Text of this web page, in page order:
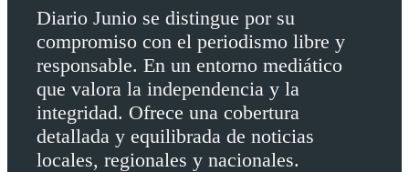
Diario Junio se distingue por su
compromiso con el periodismo libre y
responsable. En un entorno mediático
que valora la independencia y la
integridad. Ofrece una cobertura
detallada y equilibrada de noticias
locales, regionales y nacionales.